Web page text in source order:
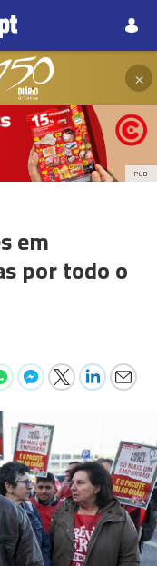
×
PUB
em
por todo o